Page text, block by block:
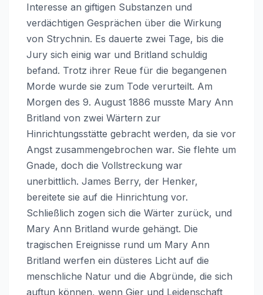
Interesse an giftigen Substanzen und
verdächtigen Gesprächen über die Wirkung
von Strychnin. Es dauerte zwei Tage, bis die
Jury sich einig war und Britland schuldig
befand. Trotz ihrer Reue für die begangenen
Morde wurde sie zum Tode verurteilt. Am
Morgen des 9. August 1886 musste Mary Ann
Britland von zwei Wärtern zur
Hinrichtungsstätte gebracht werden, da sie vor
Angst zusammengebrochen war. Sie flehte um
Gnade, doch die Vollstreckung war
unerbittlich. James Berry, der Henker,
bereitete sie auf die Hinrichtung vor.
Schließlich zogen sich die Wärter zurück, und
Mary Ann Britland wurde gehängt. Die
tragischen Ereignisse rund um Mary Ann
Britland werfen ein düsteres Licht auf die
menschliche Natur und die Abgründe, die sich
auftun können, wenn Gier und Leidenschaft